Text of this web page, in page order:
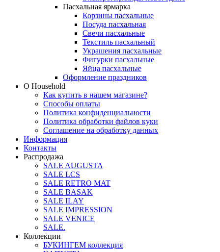
Пасхальная ярмарка
Корзины пасхальные
Посуда пасхальная
Свечи пасхальные
Текстиль пасхальный
Украшения пасхальные
Фигурки пасхальные
Яйца пасхальные
Оформление праздников
О Household
Как купить в нашем магазине?
Способы оплаты
Политика конфиденциальности
Политика обработки файлов куки
Соглашение на обработку данных
Информация
Контакты
Распродажа
SALE AUGUSTA
SALE LCS
SALE RETRO MAT
SALE BASAK
SALE ILAY
SALE IMPRESSION
SALE VENICE
SALE.
Коллекции
БУКИНГЕМ коллекция